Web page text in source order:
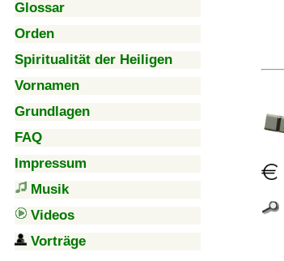
Glossar
Orden
Spiritualität der Heiligen
Vornamen
Grundlagen
FAQ
Impressum
Musik
Videos
Vorträge